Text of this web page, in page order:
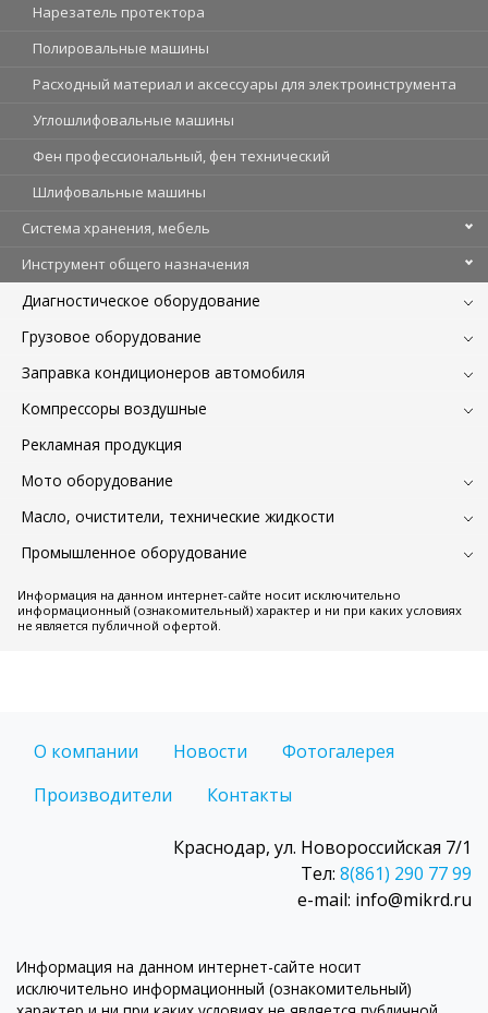
Нарезатель протектора
Полировальные машины
Расходный материал и аксессуары для электроинструмента
Углошлифовальные машины
Фен профессиональный, фен технический
Шлифовальные машины
Система хранения, мебель
Инструмент общего назначения
Диагностическое оборудование
Грузовое оборудование
Заправка кондиционеров автомобиля
Компрессоры воздушные
Рекламная продукция
Мото оборудование
Масло, очистители, технические жидкости
Промышленное оборудование
Информация на данном интернет-сайте носит исключительно
информационный (ознакомительный) характер и ни при каких условиях
не является публичной офертой.
О компании Новости
Фотогалерея
Производители
Контакты
Краснодар, ул. Новороссийская 7/1
Тел: 8(861) 290 77 99
e-mail: info@mikrd.ru
Информация на данном интернет-сайте носит
исключительно информационный (ознакомительный)